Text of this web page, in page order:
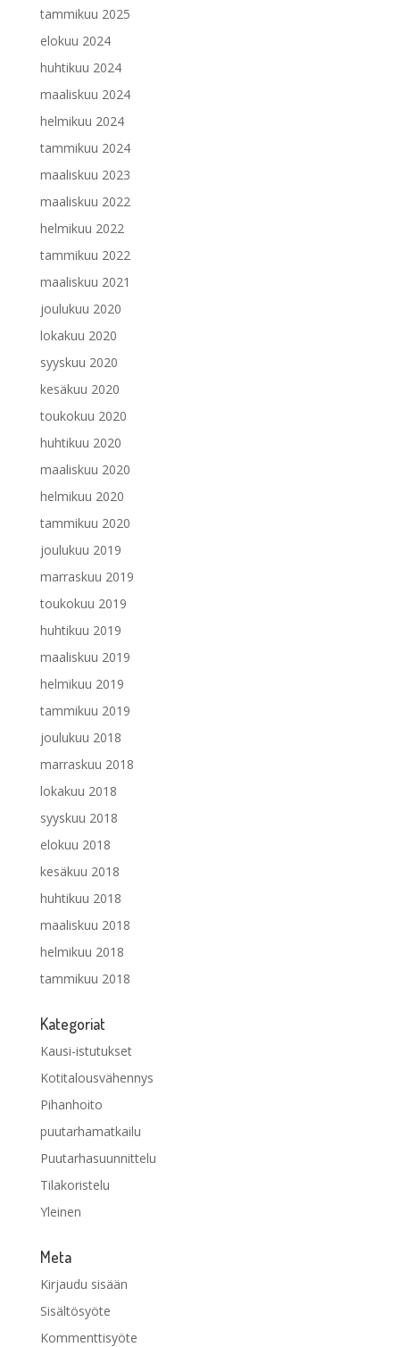
tammikuu 2025
elokuu 2024
huhtikuu 2024
maaliskuu 2024
helmikuu 2024
tammikuu 2024
maaliskuu 2023
maaliskuu 2022
helmikuu 2022
tammikuu 2022
maaliskuu 2021
joulukuu 2020
lokakuu 2020
syyskuu 2020
kesäkuu 2020
toukokuu 2020
huhtikuu 2020
maaliskuu 2020
helmikuu 2020
tammikuu 2020
joulukuu 2019
marraskuu 2019
toukokuu 2019
huhtikuu 2019
maaliskuu 2019
helmikuu 2019
tammikuu 2019
joulukuu 2018
marraskuu 2018
lokakuu 2018
syyskuu 2018
elokuu 2018
kesäkuu 2018
huhtikuu 2018
maaliskuu 2018
helmikuu 2018
tammikuu 2018
Kategoriat
Kausi-istutukset
Kotitalousvähennys
Pihanhoito
puutarhamatkailu
Puutarhasuunnittelu
Tilakoristelu
Yleinen
Meta
Kirjaudu sisään
Sisältösyöte
Kommenttisyöte